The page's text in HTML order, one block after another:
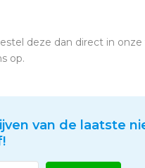
deze dan direct in
op.
van de laatste